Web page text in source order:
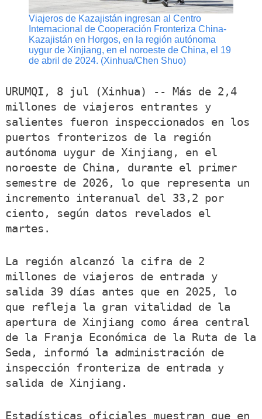
Viajeros de Kazajistán ingresan al Centro
Internacional de Cooperación Fronteriza China-
Kazajistán en Horgos, en la región autónoma
uygur de Xinjiang, en el noroeste de China, el 19
de abril de 2024. (Xinhua/Chen Shuo)
URUMQI, 8 jul (Xinhua) -- Más de 2,4
millones de viajeros entrantes y
salientes fueron inspeccionados en los
puertos fronterizos de la región
autónoma uygur de Xinjiang, en el
noroeste de China, durante el primer
semestre de 2026, lo que representa un
incremento interanual del 33,2 por
ciento, según datos revelados el
martes.
La región alcanzó la cifra de 2
millones de viajeros de entrada y
salida 39 días antes que en 2025, lo
que refleja la gran vitalidad de la
apertura de Xinjiang como área central
de la Franja Económica de la Ruta de la
Seda, informó la administración de
inspección fronteriza de entrada y
salida de Xinjiang.
Estadísticas oficiales muestran que en